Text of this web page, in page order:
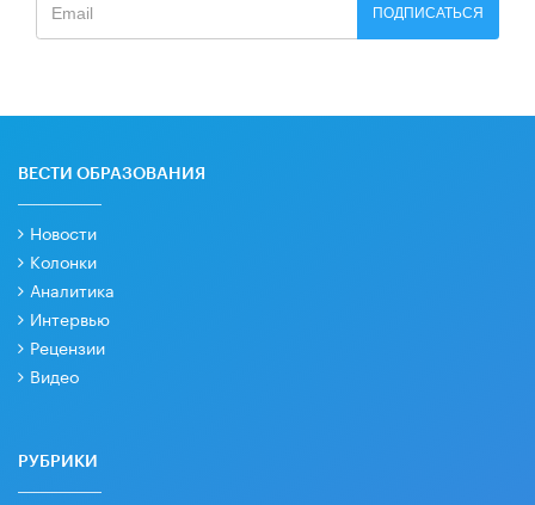
ПОДПИСАТЬСЯ
ВЕСТИ ОБРАЗОВАНИЯ
Новости
Колонки
Аналитика
Интервью
Рецензии
Видео
РУБРИКИ